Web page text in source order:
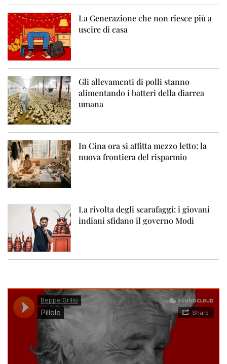
La Generazione che non riesce più a
uscire di casa
Gli allevamenti di polli stanno
alimentando i batteri della diarrea
umana
In Cina ora si affitta mezzo letto: la
nuova frontiera del risparmio
La rivolta degli scarafaggi: i giovani
indiani sfidano il governo Modi